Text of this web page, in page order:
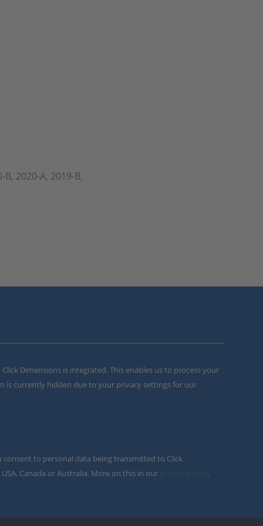
B, 2020-A, 2019-B,
Dimensions is integrated. This enables us to process your
is currently hidden due to your privacy settings for our
to personal data being transmitted to Click
Canada or Australia. More on this in our
.